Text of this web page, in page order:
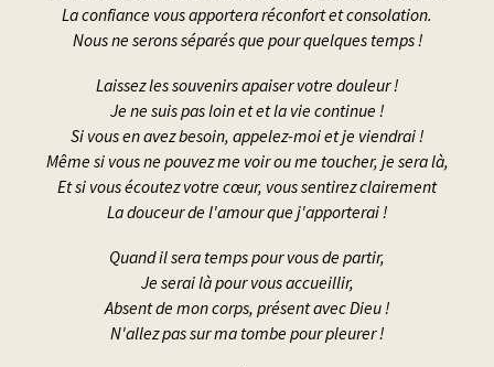
La confiance vous apportera réconfort et consolation.
Nous ne serons séparés que pour quelques temps !
Laissez les souvenirs apaiser votre douleur !
Je ne suis pas loin et et la vie continue !
Si vous en avez besoin, appelez-moi et je viendrai !
Même si vous ne pouvez me voir ou me toucher, je sera là,
Et si vous écoutez votre cœur, vous sentirez clairement
La douceur de l'amour que j'apporterai !
Quand il sera temps pour vous de partir,
Je serai là pour vous accueillir,
Absent de mon corps, présent avec Dieu !
N'allez pas sur ma tombe pour pleurer !